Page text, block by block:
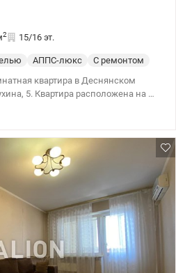
2 15/16 эт.
АППС-люкс
С ремонтом
квартира в Деснянском
5. Квартира расположена на 15
и на эту лоджию вынесен
квартира состоит из двух
и большой (почти 25м.кв.)
выполнен качественный ремонт.
​​сигнализация. Бытовая
новому владельцу.
порядочные соседи.
после капремонта. Обустроеная
инфраструктура: ТРЦ Район,
сады, детские и спортивные